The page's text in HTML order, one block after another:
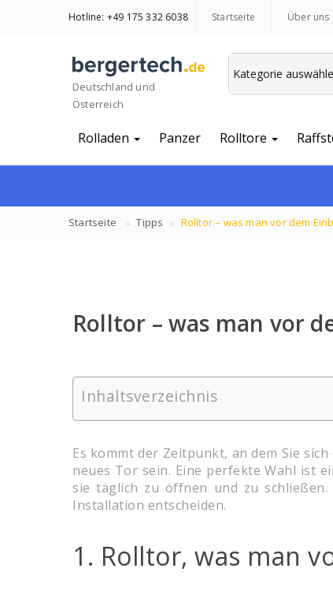
Hotline: +49 175 332 6038 Startseite Über uns
Deutschland und
Österreich
Rolladen Panzer Rolltore
Startseite Tipps Rolltor – was man vor dem
Rolltor – was man vor
Inhaltsverzeichnis
Es kommt der Zeitpunkt, an dem Sie
neues Tor sein. Eine perfekte Wahl ist
sie täglich zu öffnen und zu
Installation entscheiden.
1. Rolltor, was man